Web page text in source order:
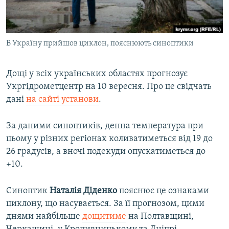
ВІДЕОУРОКИ «ELIFBE»
СВІДЧЕННЯ ОКУПАЦІЇ
УКРАЇНСЬКА ПРОБЛЕМА КРИМУ
Русский
Qırımtatar
В Україну прийшов циклон, пояснюють синоптики
Дощі у всіх українських областях прогнозує
Укргідрометцентр на 10 вересня. Про це свідчать
дані на сайті установи.
За даними синоптиків, денна температура при
цьому у різних регіонах коливатиметься від 19 до
26 градусів, а вночі подекуди опускатиметься до
+10.
Синоптик Наталія Діденко пояснює це ознаками
циклону, що насувається. За її прогнозом, цими
днями найбільше дощитиме на Полтавщині,